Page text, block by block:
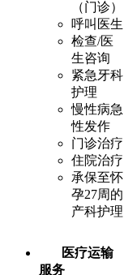
（门诊）
呼叫医生
检查/医
生咨询
紧急牙科
护理
慢性病急
性发作
门诊治疗
住院治疗
承保至怀
孕27周的
产科护理
医疗运输
服务